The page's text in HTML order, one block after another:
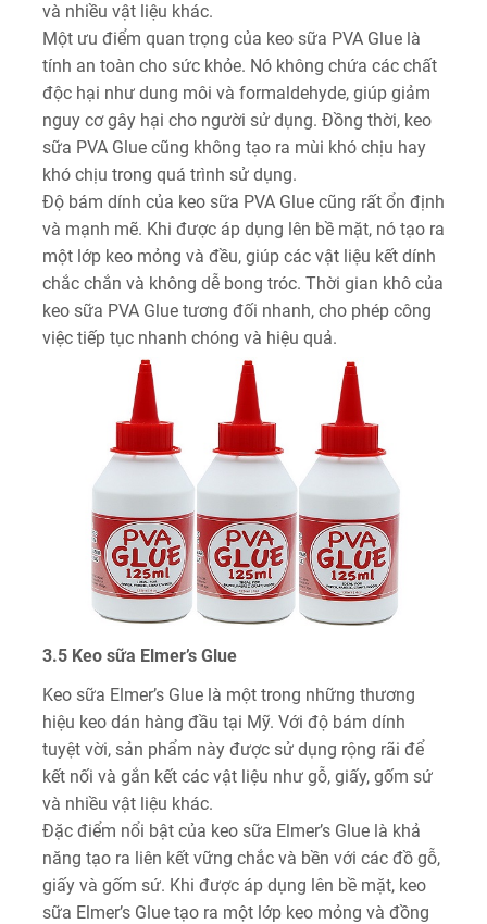
và nhiều vật liệu khác.
Một ưu điểm quan trọng của keo sữa PVA Glue là
tính an toàn cho sức khỏe. Nó không chứa các chất
độc hại như dung môi và formaldehyde, giúp giảm
nguy cơ gây hại cho người sử dụng. Đồng thời, keo
sữa PVA Glue cũng không tạo ra mùi khó chịu hay
khó chịu trong quá trình sử dụng.
Độ bám dính của keo sữa PVA Glue cũng rất ổn định
và mạnh mẽ. Khi được áp dụng lên bề mặt, nó tạo ra
một lớp keo mỏng và đều, giúp các vật liệu kết dính
chắc chắn và không dễ bong tróc. Thời gian khô của
keo sữa PVA Glue tương đối nhanh, cho phép công
việc tiếp tục nhanh chóng và hiệu quả.
3.5 Keo sữa Elmer’s Glue
Keo sữa Elmer’s Glue là một trong những thương
hiệu keo dán hàng đầu tại Mỹ. Với độ bám dính
tuyệt vời, sản phẩm này được sử dụng rộng rãi để
kết nối và gắn kết các vật liệu như gỗ, giấy, gốm sứ
và nhiều vật liệu khác.
Đặc điểm nổi bật của keo sữa Elmer’s Glue là khả
năng tạo ra liên kết vững chắc và bền với các đồ gỗ,
giấy và gốm sứ. Khi được áp dụng lên bề mặt, keo
sữa Elmer’s Glue tạo ra một lớp keo mỏng và đồng